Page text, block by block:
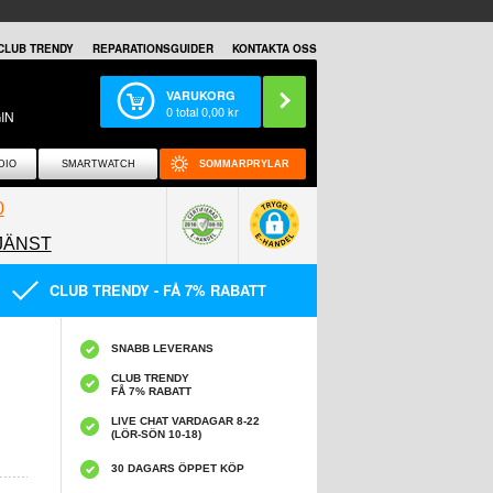
TRENDY REPARATIONSGUIDER KONTAKTA OSS
VARUKORG
0total0,00kr
SMARTWATCH SOMMARPRYLAR
CLUB TRENDY - FÅ 7% RABATT
SNABB LEVERANS
CLUB TRENDY
FÅ 7% RABATT
LIVE CHAT VARDAGAR 8-22
(LÖR-SÖN 10-18)
30 DAGARS ÖPPET KÖP